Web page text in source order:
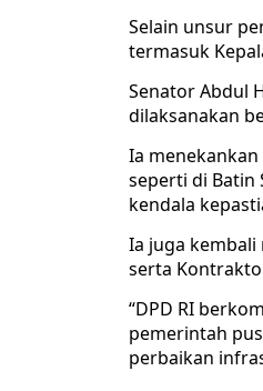
Selain unsur
termasuk
Senator Abdul
dilaksanakan
Ia
seperti di Batin
kendala
Ia juga kembali
serta
“DPD RI
pemerintah
perbaikan